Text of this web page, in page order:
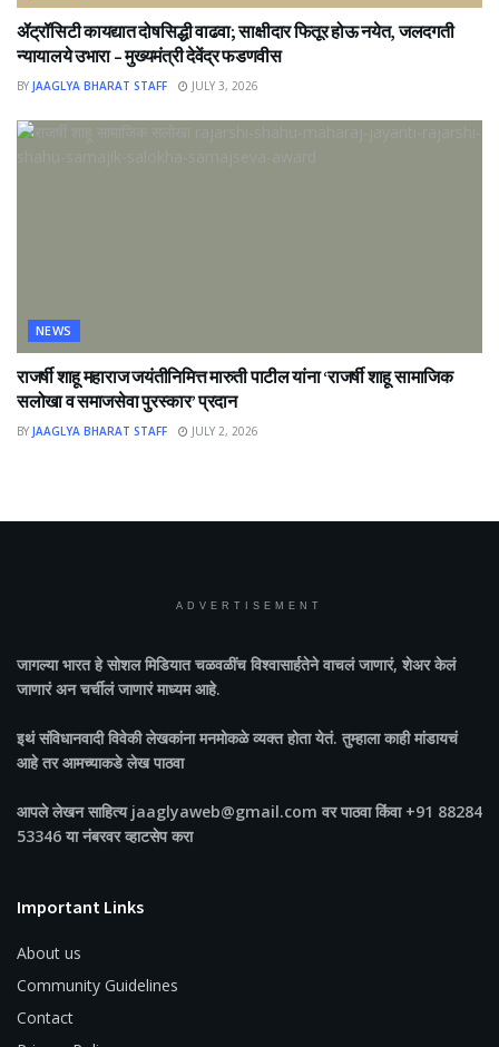
ॲट्रॉसिटी कायद्यात दोषसिद्धी वाढवा; साक्षीदार फितूर होऊ नयेत, जलदगती
न्यायालये उभारा – मुख्यमंत्री देवेंद्र फडणवीस
BY JAAGLYA BHARAT STAFF JULY 3, 2026
NEWS
राजर्षी शाहू महाराज जयंतीनिमित्त मारुती पाटील यांना ‘राजर्षी शाहू सामाजिक
सलोखा व समाजसेवा पुरस्कार’ प्रदान
BY JAAGLYA BHARAT STAFF JULY 2, 2026
ADVERTISEMENT
जागल्या भारतहे सोशल मिडियात चळवळींच विश्वासार्हतेने वाचलं जाणारं, शेअर केलं
जाणारं अन चर्चीलं जाणारं माध्यम आहे.
इथं संविधानवादी विवेकी लेखकांना मनमोकळे व्यक्त होता येतं. तुम्हाला काही मांडायचं
आहे तर आमच्याकडे लेख पाठवा
आपले लेखन साहित्य jaaglyaweb@gmail.com वर पाठवा किंवा +91 88284
53346 या नंबरवर व्हाटसेप करा
Important Links
About us
Community Guidelines
Contact